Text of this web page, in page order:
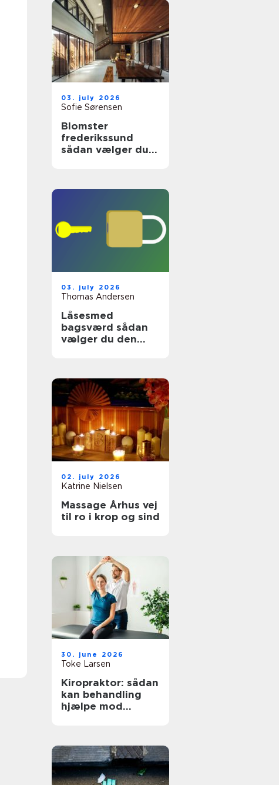
03. july 2026
Sofie Sørensen
Blomster
frederikssund
sådan vælger du
03. july 2026
Thomas Andersen
Låsesmed
bagsværd sådan
vælger du den
02. july 2026
Katrine Nielsen
Massage Århus vej
til ro i krop og sind
30. june 2026
Toke Larsen
Kiropraktor: sådan
kan behandling
hjælpe mod